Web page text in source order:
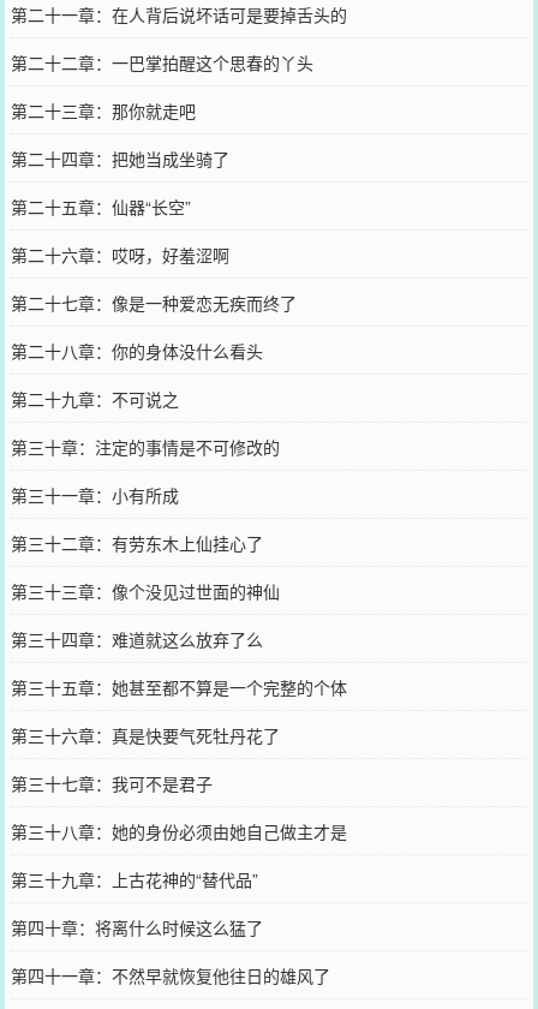
第二十一章：在人背后说坏话可是要掉舌头的
第二十二章：一巴掌拍醒这个思春的丫头
第二十三章：那你就走吧
第二十四章：把她当成坐骑了
第二十五章：仙器“长空”
第二十六章：哎呀，好羞涩啊
第二十七章：像是一种爱恋无疾而终了
第二十八章：你的身体没什么看头
第二十九章：不可说之
第三十章：注定的事情是不可修改的
第三十一章：小有所成
第三十二章：有劳东木上仙挂心了
第三十三章：像个没见过世面的神仙
第三十四章：难道就这么放弃了么
第三十五章：她甚至都不算是一个完整的个体
第三十六章：真是快要气死牡丹花了
第三十七章：我可不是君子
第三十八章：她的身份必须由她自己做主才是
第三十九章：上古花神的“替代品”
第四十章：将离什么时候这么猛了
第四十一章：不然早就恢复他往日的雄风了